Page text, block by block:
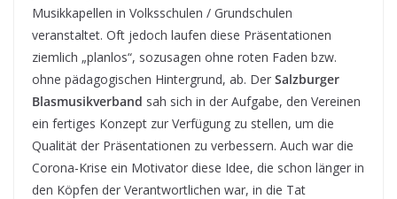
Musikkapellen in Volksschulen / Grundschulen
veranstaltet. Oft jedoch laufen diese Präsentationen
ziemlich „planlos“, sozusagen ohne roten Faden bzw.
ohne pädagogischen Hintergrund, ab. Der Salzburger
Blasmusikverband sah sich in der Aufgabe, den Vereinen
ein fertiges Konzept zur Verfügung zu stellen, um die
Qualität der Präsentationen zu verbessern. Auch war die
Corona-Krise ein Motivator diese Idee, die schon länger in
den Köpfen der Verantwortlichen war, in die Tat